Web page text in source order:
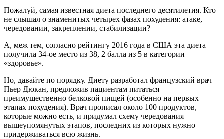
Пожалуй, самая известная диета последнего десятилетия. Кто
не слышал о знаменитых четырех фазах похудения: атаке,
чередовании, закреплении, стабилизации?
А, меж тем, согласно рейтингу 2016 года в США эта диета
получила 34-ое место из 38, 2 балла из 5 в категории
«здоровье».
Но, давайте по порядку. Диету разработал французский врач
Пьер Дюкан, предложив пациентам питаться
преимущественно белковой пищей (особенно на первых
этапах похудения). Врач прописал около 100 продуктов,
которые можно есть, и придумал схему чередования
вышеупомянутых этапов, последних из которых нужно
придерживаться всю жизнь.